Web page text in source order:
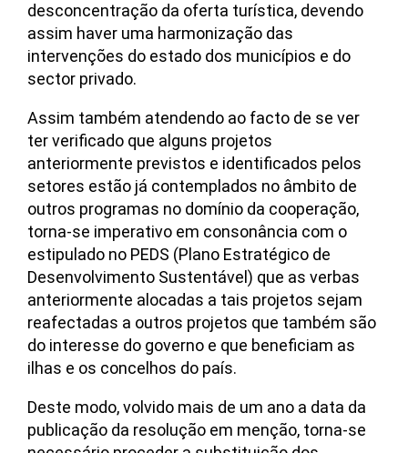
desconcentração da oferta turística, devendo
assim haver uma harmonização das
intervenções do estado dos municípios e do
sector privado.
Assim também atendendo ao facto de se ver
ter verificado que alguns projetos
anteriormente previstos e identificados pelos
setores estão já contemplados no âmbito de
outros programas no domínio da cooperação,
torna-se imperativo em consonância com o
estipulado no PEDS (Plano Estratégico de
Desenvolvimento Sustentável) que as verbas
anteriormente alocadas a tais projetos sejam
reafectadas a outros projetos que também são
do interesse do governo e que beneficiam as
ilhas e os concelhos do país.
Deste modo, volvido mais de um ano a data da
publicação da resolução em menção, torna-se